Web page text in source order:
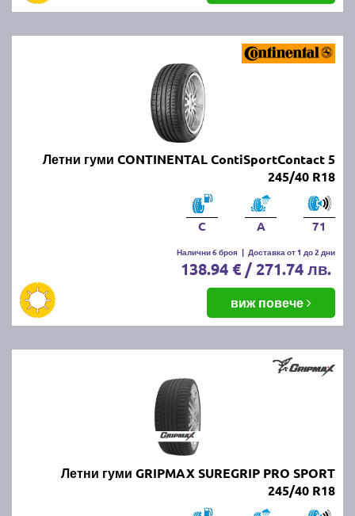
Летни гуми CONTINENTAL ContiSportContact 5
245/40 R18
C A 71
Налични 6 броя | Доставка от 1 до 2 дни
138.94 € / 271.74 лв.
виж повече
Летни гуми GRIPMAX SUREGRIP PRO SPORT
245/40 R18